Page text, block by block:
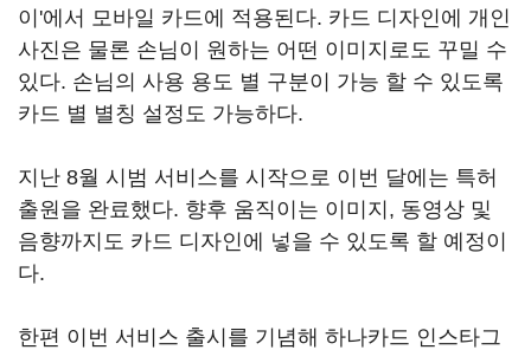
이'에서 모바일 카드에 적용된다. 카드 디자인에 개인
사진은 물론 손님이 원하는 어떤 이미지로도 꾸밀 수
있다. 손님의 사용 용도 별 구분이 가능 할 수 있도록
카드 별 별칭 설정도 가능하다.
지난 8월 시범 서비스를 시작으로 이번 달에는 특허
출원을 완료했다. 향후 움직이는 이미지, 동영상 및
음향까지도 카드 디자인에 넣을 수 있도록 할 예정이
다.
한편 이번 서비스 출시를 기념해 하나카드 인스타그